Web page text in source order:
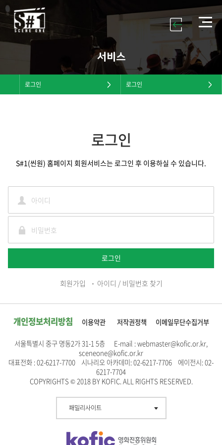
서비스
로그인 로그인
로그인
S#1(씬원) 홈페이지 회원서비스는 로그인 후 이용하실 수 있습니다.
로그인
회원가입 아이디 / 비밀번호 찾기
개인정보처리방침 이용약관 저작권정책 이메일무단수집거부
서울특별시 중구 명동2가 31-1 5층 E-mail : webmaster@kofic.or.kr,
sceneone@kofic.or.kr
대표전화 : 02-6217-7700 시나리오 아카데미: 02-6217-7706 에이전시: 02-
6217-7704
COPYRIGHTS © 2018 BY KOFIC. ALL RIGHTS RESERVED.
패밀리사이트